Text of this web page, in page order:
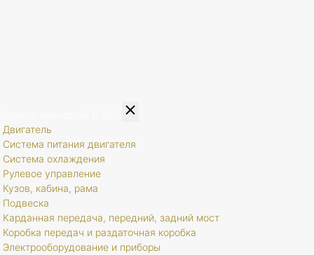
Двигатель
Система питания двигателя
Система охлаждения
Рулевое управление
Кузов, кабина, рама
Подвеска
Карданная передача, передний, задний мост
Коробка передач и раздаточная коробка
Электрооборудование и приборы